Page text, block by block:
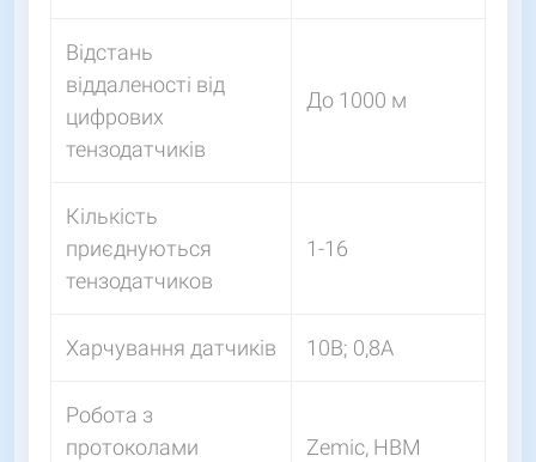
Відстань
віддаленості від
цифрових
тензодатчиків
До 1000 м
Кількість
приєднуються
тензодатчиков
1-16
Харчування датчиків 10В; 0,8А
Робота з
протоколами
Zemic, HBM